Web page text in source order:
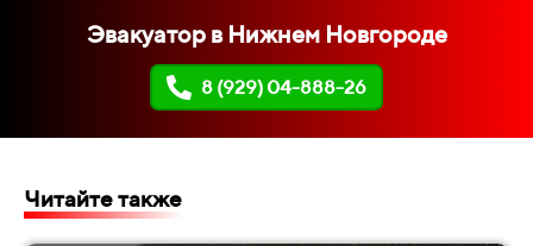
Эвакуатор в Нижнем Новгороде
8 (929) 04-888-26
Читайте также